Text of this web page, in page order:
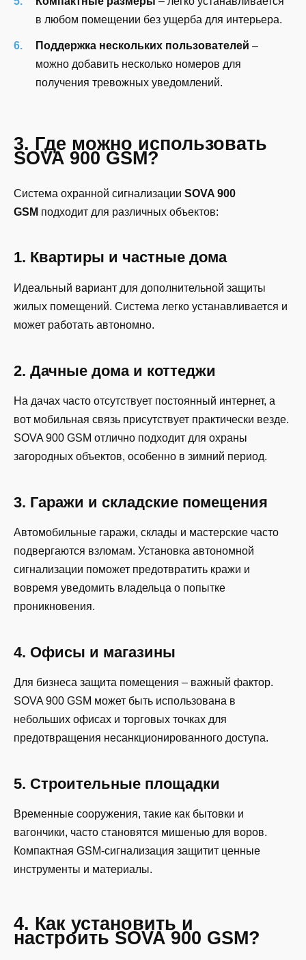
в любом помещении без ущерба для интерьера.
Поддержка нескольких пользователей –
можно добавить несколько номеров для
получения тревожных уведомлений.
3. Где можно использовать
SOVA 900 GSM?
Система охранной сигнализации SOVA 900
GSM подходит для различных объектов:
1. Квартиры и частные дома
Идеальный вариант для дополнительной защиты
жилых помещений. Система легко устанавливается и
может работать автономно.
2. Дачные дома и коттеджи
На дачах часто отсутствует постоянный интернет, а
вот мобильная связь присутствует практически везде.
SOVA 900 GSM отлично подходит для охраны
загородных объектов, особенно в зимний период.
3. Гаражи и складские помещения
Автомобильные гаражи, склады и мастерские часто
подвергаются взломам. Установка автономной
сигнализации поможет предотвратить кражи и
вовремя уведомить владельца о попытке
проникновения.
4. Офисы и магазины
Для бизнеса защита помещения – важный фактор.
SOVA 900 GSM может быть использована в
небольших офисах и торговых точках для
предотвращения несанкционированного доступа.
5. Строительные площадки
Временные сооружения, такие как бытовки и
вагончики, часто становятся мишенью для воров.
Компактная GSM-сигнализация защитит ценные
инструменты и материалы.
4. Как установить и
настроить SOVA 900 GSM?